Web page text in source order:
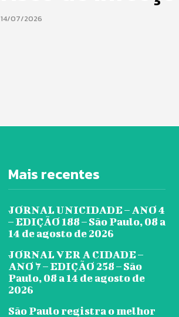
14/07/2026
Mais recentes
JORNAL UNICIDADE – ANO 4
– EDIÇÃO 188 – São Paulo, 08 a
14 de agosto de 2026
JORNAL VER A CIDADE –
ANO 7 – EDIÇÃO 258 – São
Paulo, 08 a 14 de agosto de
2026
São Paulo registra o melhor